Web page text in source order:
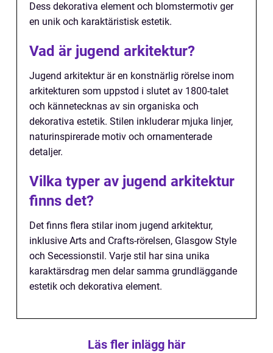
Dess dekorativa element och blomstermotiv ger
en unik och karaktäristisk estetik.
Vad är jugend arkitektur?
Jugend arkitektur är en konstnärlig rörelse inom
arkitekturen som uppstod i slutet av 1800-talet
och kännetecknas av sin organiska och
dekorativa estetik. Stilen inkluderar mjuka linjer,
naturinspirerade motiv och ornamenterade
detaljer.
Vilka typer av jugend arkitektur
finns det?
Det finns flera stilar inom jugend arkitektur,
inklusive Arts and Crafts-rörelsen, Glasgow Style
och Secessionstil. Varje stil har sina unika
karaktärsdrag men delar samma grundläggande
estetik och dekorativa element.
Läs fler inlägg här